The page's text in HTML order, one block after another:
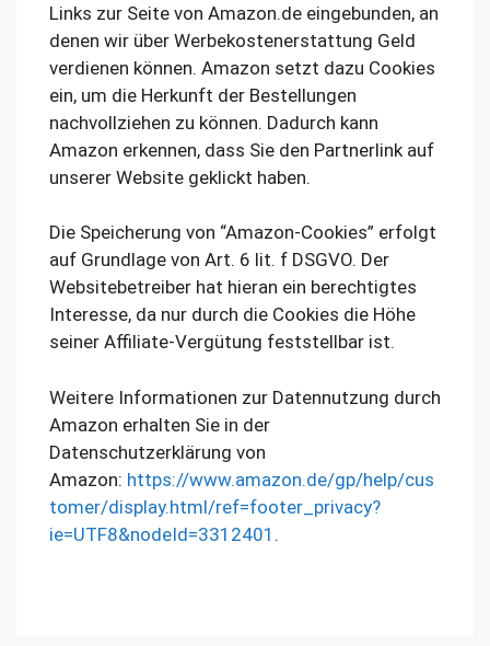
Links zur Seite von Amazon.de eingebunden, an
denen wir über Werbekostenerstattung Geld
verdienen können. Amazon setzt dazu Cookies
ein, um die Herkunft der Bestellungen
nachvollziehen zu können. Dadurch kann
Amazon erkennen, dass Sie den Partnerlink auf
unserer Website geklickt haben.
Die Speicherung von “Amazon-Cookies” erfolgt
auf Grundlage von Art. 6 lit. f DSGVO. Der
Websitebetreiber hat hieran ein berechtigtes
Interesse, da nur durch die Cookies die Höhe
seiner Affiliate-Vergütung feststellbar ist.
Weitere Informationen zur Datennutzung durch
Amazon erhalten Sie in der
Datenschutzerklärung von
Amazon: https://www.amazon.de/gp/help/cus
tomer/display.html/ref=footer_privacy?
ie=UTF8&nodeId=3312401 .